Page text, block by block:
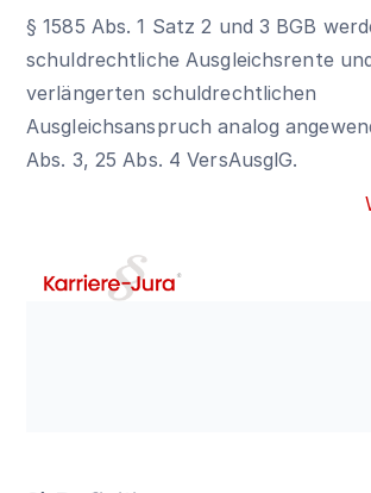
§ 1585 Abs. 1 Satz 2 und 3 BGB
schuldrechtliche Ausgleichsrente
verlängerten schuldrechtlichen
Ausgleichsanspruch analog
Abs. 3, 25 Abs. 4 VersAusglG.